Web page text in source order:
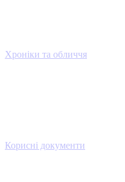
Хроніки та обличчя
Корисні документи